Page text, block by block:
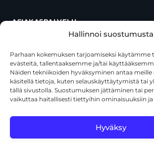
Hallinnoi suostumusta
Parhaan kokemuksen tarjoamiseksi käytämme
evästeitä, tallentaaksemme ja/tai
Näiden tekniikoiden hyväksyminen antaa
käsitellä tietoja, kuten selauskäyttäytymistä tai
tällä sivustolla. Suostumuksen jättäminen tai
vaikuttaa haitallisesti tiettyihin ominaisuuksiin
Hyväksy
ASIAKASPALVELU
Oma tili
Maksutavat
Toimitustavat
Usein kysytyt kysymykset
+358 44 270 3795
asiakaspalvelu@toolcat.fi